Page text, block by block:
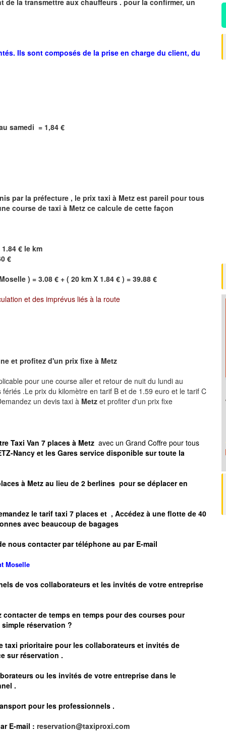
Ils sont composés de la prise en charge du client, du
samedi = 1,84 €
par la préfecture , le prix taxi à Metz est pareil pour tous
course de taxi à Metz ce calcule de cette façon
€ le km
€
) = 3.08 € + ( 20 km X 1.84 € ) = 39.88 €
et des imprévus liés à la route
et profitez d'un prix fixe à Metz
pour une course aller et retour de nuit du lundi au
.Le prix du kilomètre en tarif B et de 1.59 euro et le tarif C
un devis taxi à Metz et profiter d'un prix fixe
Taxi Van 7 places à Metz avec un Grand Coffre pour tous
Nancy et les Gares service disponible sur toute la
à Metz au lieu de 2 berlines pour se déplacer en
le tarif taxi 7 places et , Accédez à une flotte de 40
avec beaucoup de bagages
nous contacter par téléphone au par E-mail
Moselle
de vos collaborateurs et les invités de votre entreprise
de temps en temps pour des courses pour
réservation ?
taxi prioritaire pour les collaborateurs et invités de
sur réservation .
ou les invités de votre entreprise dans le
.
pour les professionnels.
E-mail : reservation@taxiproxi.com